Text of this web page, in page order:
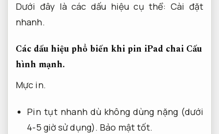
Dưới đây là các dấu hiệu cụ thể: Cài đặt
nhanh.
Các dấu hiệu phổ biến khi pin iPad chai Cấu
hình mạnh.
Mực in.
Pin tụt nhanh dù không dùng nặng (dưới
4-5 giờ sử dụng). Bảo mật tốt.